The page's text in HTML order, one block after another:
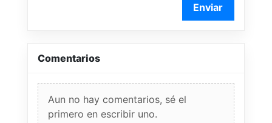
Enviar
Comentarios
Aun no hay comentarios, sé el
primero en escribir uno.